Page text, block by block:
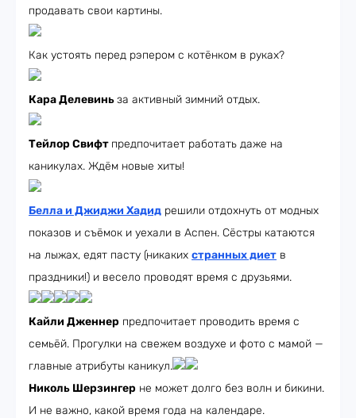
продавать свои картины.
Как устоять перед рэпером с котёнком в руках?
Кара Делевиньза активный зимний отдых.
Тейлор Свифт предпочитает работать даже на
каникулах. Ждём новые хиты!
Белла и Джиджи Хадид решили отдохнуть от модных
показов и съёмок и уехали в Аспен. Сёстры катаются
на лыжах, едят пасту (никаких странных диет в
праздники!) и весело проводят время с друзьями.
Кайли Дженнер предпочитает проводить время с
семьёй. Прогулки на свежем воздухе и фото с мамой —
главные атрибуты каникул.
Николь Шерзингер не может долго без волн и бикини.
И не важно, какой время года на календаре.